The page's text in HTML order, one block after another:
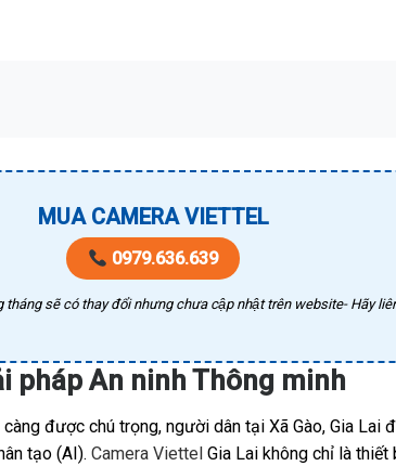
MUA CAMERA VIETTEL
0979.636.639
sẽ có thay đổi nhưng chưa cập nhật trên website- Hãy
pháp An ninh Thông minh
được chú trọng, người dân tại Xã Gào, Gia Lai
tạo (AI). Camera Viettel Gia Lai không chỉ là